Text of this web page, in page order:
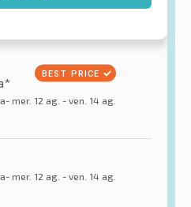
mer. 12 ag. - ven. 14 ag.
mer. 12 ag. - ven. 14 ag.